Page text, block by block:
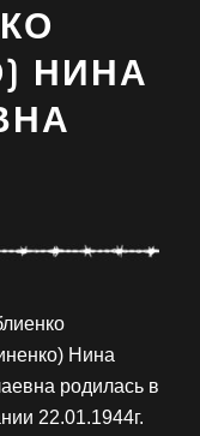
НИНА
Нина
родилась в
22.01.1944г.